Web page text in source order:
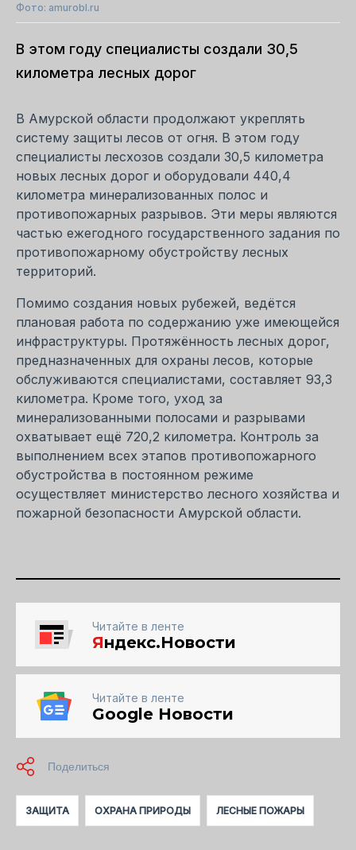
Фото: amurobl.ru
В этом году специалисты создали 30,5
километра лесных дорог
В Амурской области продолжают укреплять
систему защиты лесов от огня. В этом году
специалисты лесхозов создали 30,5 километра
новых лесных дорог и оборудовали 440,4
километра минерализованных полос и
противопожарных разрывов. Эти меры являются
частью ежегодного государственного задания по
противопожарному обустройству лесных
территорий.
Помимо создания новых рубежей, ведётся
плановая работа по содержанию уже имеющейся
инфраструктуры. Протяжённость лесных дорог,
предназначенных для охраны лесов, которые
обслуживаются специалистами, составляет 93,3
километра. Кроме того, уход за
минерализованными полосами и разрывами
охватывает ещё 720,2 километра. Контроль за
выполнением всех этапов противопожарного
обустройства в постоянном режиме
осуществляет министерство лесного хозяйства и
пожарной безопасности Амурской области.
Читайте в ленте
Яндекс.Новости
Читайте в ленте
Google Новости
ЗАЩИТА ОХРАНА ПРИРОДЫ ЛЕСНЫЕ ПОЖАРЫ